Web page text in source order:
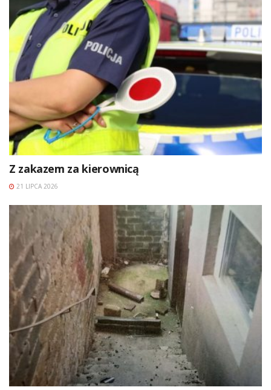
Z zakazem za kierownicą
21 LIPCA 2026